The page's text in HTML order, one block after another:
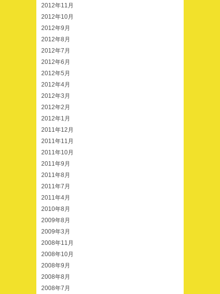
2012年11月
2012年10月
2012年9月
2012年8月
2012年7月
2012年6月
2012年5月
2012年4月
2012年3月
2012年2月
2012年1月
2011年12月
2011年11月
2011年10月
2011年9月
2011年8月
2011年7月
2011年4月
2010年8月
2009年8月
2009年3月
2008年11月
2008年10月
2008年9月
2008年8月
2008年7月